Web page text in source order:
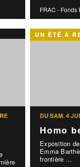
FRAC - Fonds
UN ÉTÉ À
DU SAM. 4
Homo
Exposition
Emma
frontière ...